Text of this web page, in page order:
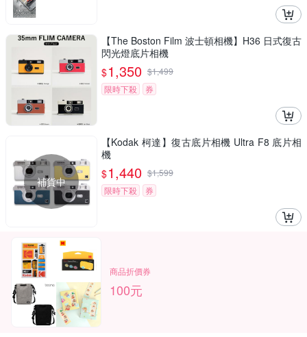
【The Boston Film 波士頓相機】H36 日式復古
閃光燈底片相機
$1,350 $1,499
限時下殺
券
補貨中
【Kodak 柯達】復古底片相機 Ultra F8 底片相
機
$1,440 $1,599
限時下殺
券
商品折價券
100元